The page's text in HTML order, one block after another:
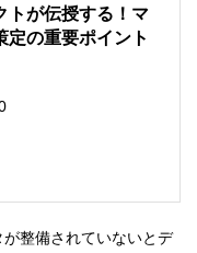
トが伝授する！マ
定の重要ポイント
整備されていないとデ